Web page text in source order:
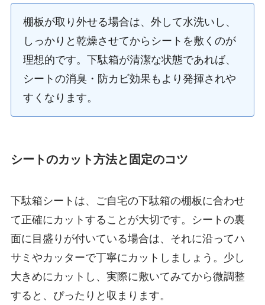
棚板が取り外せる場合は、外して水洗いし、
しっかりと乾燥させてからシートを敷くのが
理想的です。下駄箱が清潔な状態であれば、
シートの消臭・防カビ効果もより発揮されや
すくなります。
シートのカット方法と固定のコツ
下駄箱シートは、ご自宅の下駄箱の棚板に合わせ
て正確にカットすることが大切です。シートの裏
面に目盛りが付いている場合は、それに沿ってハ
サミやカッターで丁寧にカットしましょう。少し
大きめにカットし、実際に敷いてみてから微調整
すると、ぴったりと収まります。